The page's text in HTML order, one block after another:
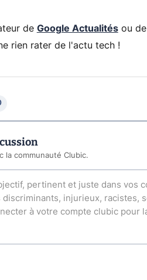
de Google Actualitésou de
rien rater de l'actu tech !
la communauté Clubic.